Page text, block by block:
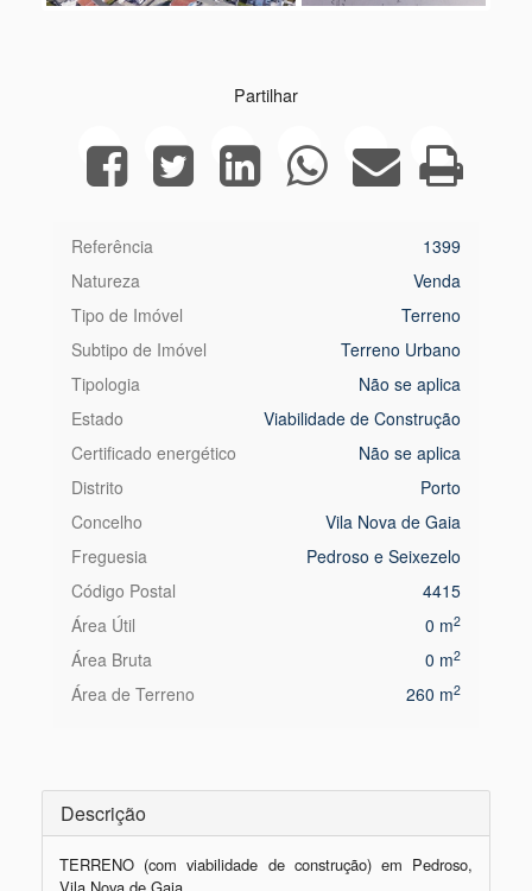
Next
Partilhar
Referência
1399
Natureza
Venda
Tipo de Imóvel
Terreno
Subtipo de Imóvel
Terreno Urbano
Tipologia
Não se aplica
Estado
Viabilidade de Construção
Certificado energético
Não se aplica
Distrito
Porto
Concelho
Vila Nova de Gaia
Freguesia
Pedroso e Seixezelo
Código Postal
4415
Área Útil
0 m2
Área Bruta 0 m2
Área de Terreno 260 m2
Descrição
TERRENO (com viabilidade de construção) em Pedroso,